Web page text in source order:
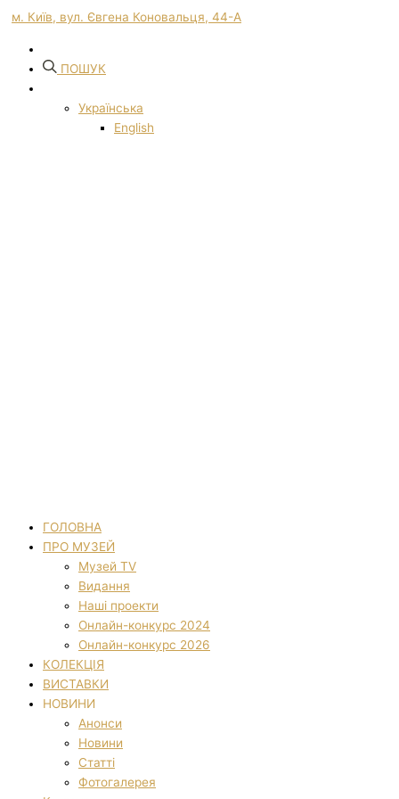
м. Київ, вул. Євгена Коновальця, 44-А
ПОШУК
Українська
English
ГОЛОВНА
ПРО МУЗЕЙ
Музей TV
Видання
Наші проекти
Онлайн-конкурс 2024
Онлайн-конкурс 2026
КОЛЕКЦІЯ
ВИСТАВКИ
НОВИНИ
Анонси
Новини
Статті
Фотогалерея